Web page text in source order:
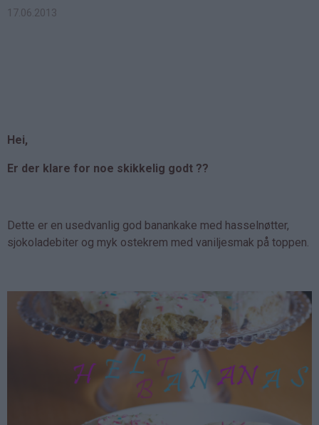
17.06.2013
Hei,
Er der klare for noe skikkelig godt ??
Dette er en usedvanlig god banankake med hasselnøtter,
sjokoladebiter og myk ostekrem med vaniljesmak på toppen.